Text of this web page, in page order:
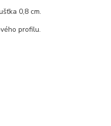
0,8 cm.
profilu.